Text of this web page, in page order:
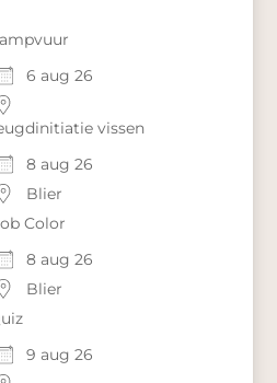
6 aug 26
vissen
8 aug 26
Blier
Color
8 aug 26
Blier
9 aug 26